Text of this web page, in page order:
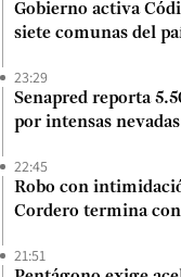
Gobierno activa
siete comunas del
23:29
Senapred reporta
por intensas nevadas
22:45
Robo con
Cordero termina
21:51